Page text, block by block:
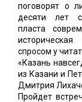
поговорят о
десяти лет
пласта
спросом у
«Казань
из Казани и
Дмитрия
Пройдет